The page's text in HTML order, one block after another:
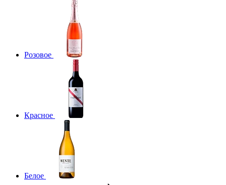
Розовое
Красное
Белое